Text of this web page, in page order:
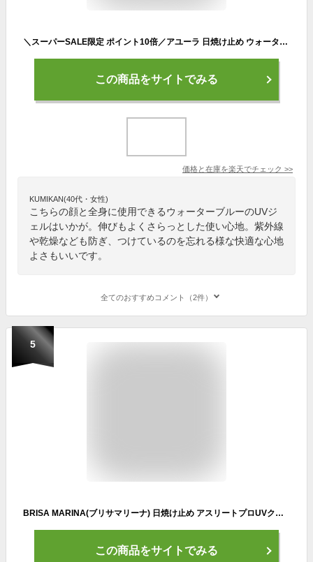
＼スーパーSALE限定 ポイント10倍／アユーラ 日焼け止め ウォーターフィールUVジェルα フェイス・ボディ用 日やけ止め 75g SPF50+ PA++++ ウォータープルーフタイプアユーラAYURA
この商品をサイトでみる
価格と在庫を楽天でチェック >>
KUMIKAN(40代・女性)
こちらの顔と全身に使用できるウォーターブルーのUVジ
ェルはいかが。伸びもよくさらっとした使い心地。紫外線
や乾燥なども防ぎ、つけているのを忘れる様な快適な心地
よさもいいです。
全てのおすすめコメント（2件）
5
BRISA MARINA(ブリサマリーナ) 日焼け止め アスリートプロUVクリーム SPF50 PA++++ 全身 顔 サンケア ウォータープルーフ 日焼止め 日本正規品 ホワイト
この商品をサイトでみる